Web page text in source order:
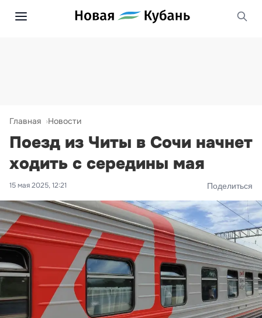
Главная Новости
Поезд из Читы в Сочи начнет
ходить с середины мая
15 мая 2025, 12:21 Поделиться